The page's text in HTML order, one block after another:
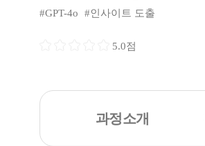
#GPT-4o #인사이트 도출
5.0점
과정소개